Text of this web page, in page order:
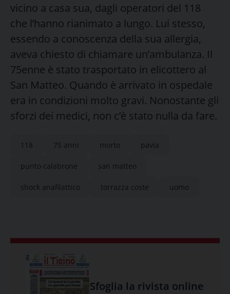
vicino a casa sua, dagli operatori del 118
che l’hanno rianimato a lungo. Lui stesso,
essendo a conoscenza della sua allergia,
aveva chiesto di chiamare un’ambulanza. Il
75enne è stato trasportato in elicottero al
San Matteo. Quando è arrivato in ospedale
era in condizioni molto gravi. Nonostante gli
sforzi dei medici, non c’è stato nulla da fare.
118 75 anni morto pavia
punto calabrone san matteo
shock anafilattico torrazza coste uomo
Sfoglia la rivista online